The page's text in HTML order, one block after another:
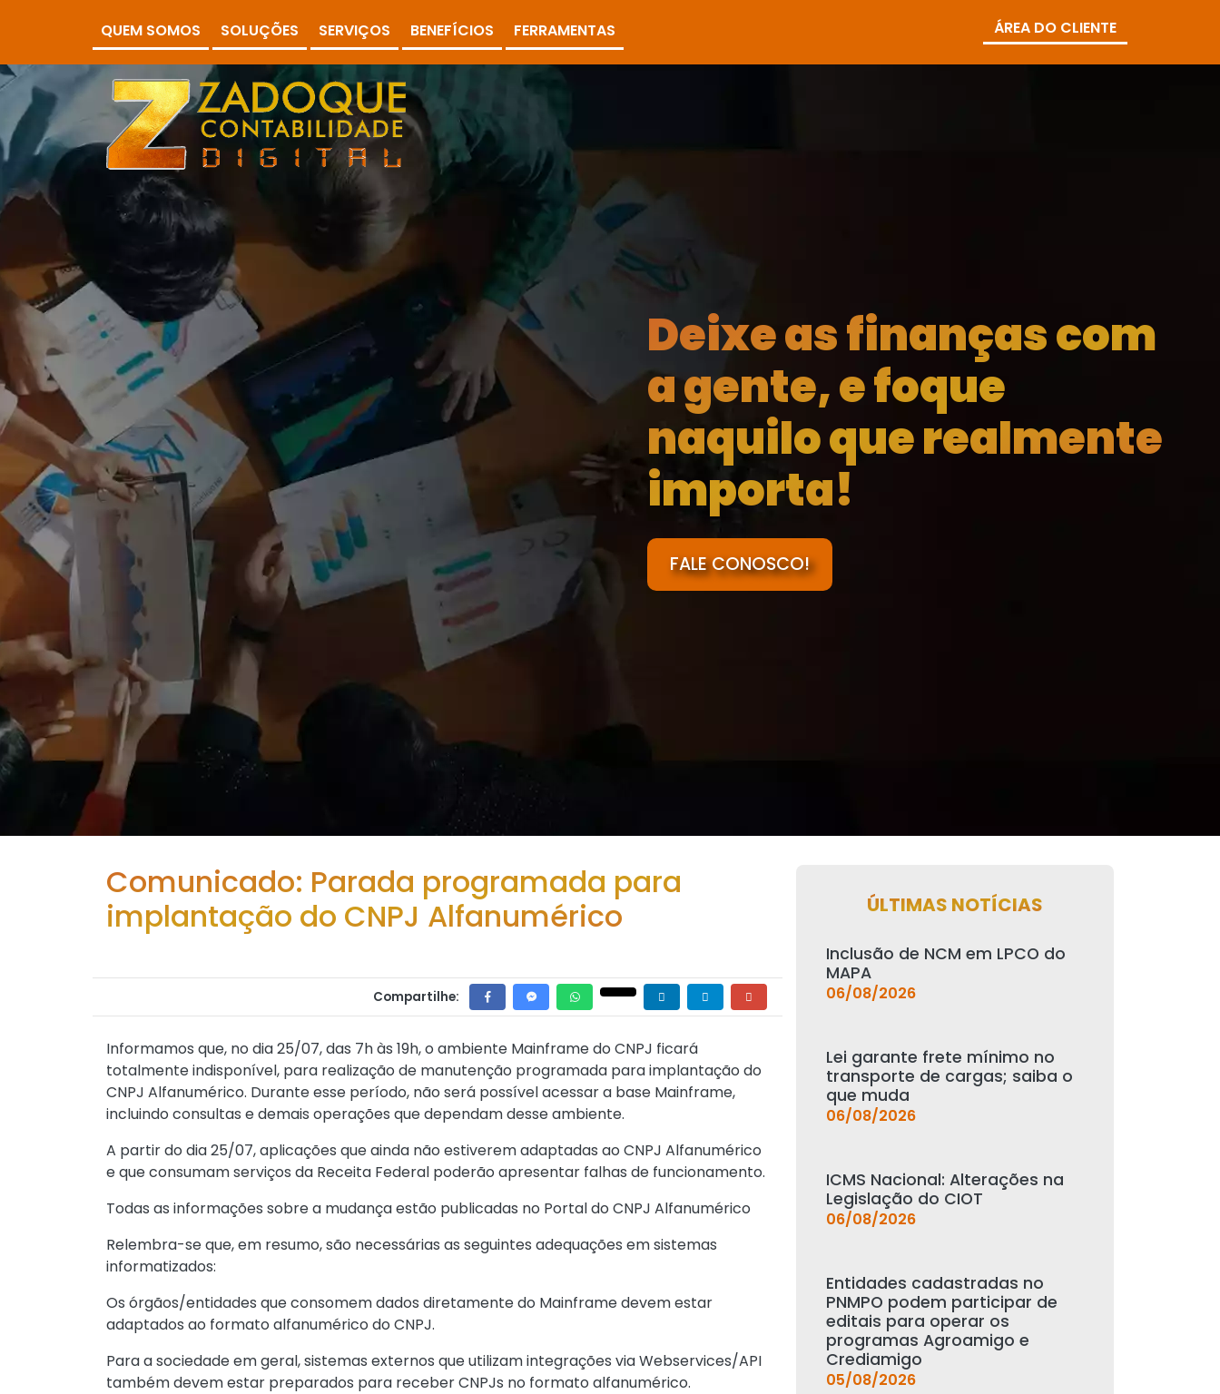
QUEM SOMOS SOLUÇÕES SERVIÇOS BENEFÍCIOS FERRAMENTAS ÁREA DO CLIENTE
Deixe as finanças com
a gente, e foque
naquilo que realmente
importa!
FALE CONOSCO!
Comunicado: Parada programada para
implantação do CNPJ Alfanumérico
Compartilhe:
Informamos que, no dia 25/07, das 7h às 19h, o ambiente Mainframe do CNPJ ficará
totalmente indisponível, para realização de manutenção programada para implantação do
CNPJ Alfanumérico. Durante esse período, não será possível acessar a base Mainframe,
incluindo consultas e demais operações que dependam desse ambiente.
A partir do dia 25/07, aplicações que ainda não estiverem adaptadas ao CNPJ Alfanumérico
e que consumam serviços da Receita Federal poderão apresentar falhas de funcionamento.
Todas as informações sobre a mudança estão publicadas no Portal do CNPJ Alfanumérico
Relembra-se que, em resumo, são necessárias as seguintes adequações em sistemas
informatizados:
Os órgãos/entidades que consomem dados diretamente do Mainframe devem estar
adaptados ao formato alfanumérico do CNPJ.
Para a sociedade em geral, sistemas externos que utilizam integrações via Webservices/API
também devem estar preparados para receber CNPJs no formato alfanumérico.
ÚLTIMAS NOTÍCIAS
Inclusão de NCM em LPCO do
MAPA
06/08/2026
Lei garante frete mínimo no
transporte de cargas; saiba o
que muda
06/08/2026
ICMS Nacional: Alterações na
Legislação do CIOT
06/08/2026
Entidades cadastradas no
PNMPO podem participar de
editais para operar os
programas Agroamigo e
Crediamigo
05/08/2026